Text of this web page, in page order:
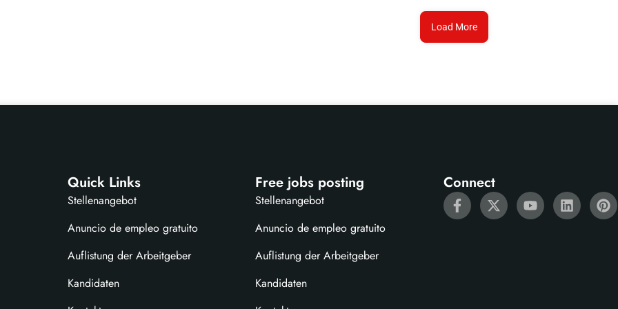
Load More
Quick Links
Stellenangebot
Anuncio de empleo gratuito
Auflistung der Arbeitgeber
Kandidaten
Free jobs posting
Stellenangebot
Anuncio de empleo gratuito
Auflistung der Arbeitgeber
Kandidaten
Connect